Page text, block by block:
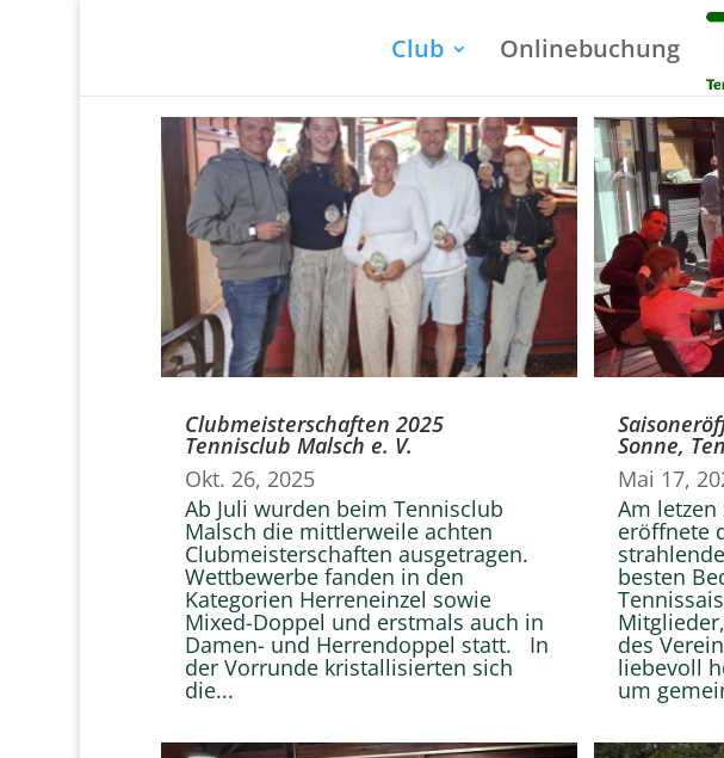
Club Onlinebuchung
Clubmeisterschaften 2025
Tennisclub Malsch e. V.
Okt. 26, 2025
Ab Juli wurden beim Tennisclub
Malsch die mittlerweile achten
Clubmeisterschaften ausgetragen.
Wettbewerbe fanden in den
Kategorien Herreneinzel sowie
Mixed-Doppel und erstmals auch in
Damen- und Herrendoppel statt. In
der Vorrunde kristallisierten sich
die...
Sonne,
Mai 17,
Am
eröffnete
besten
des
liebevoll
um